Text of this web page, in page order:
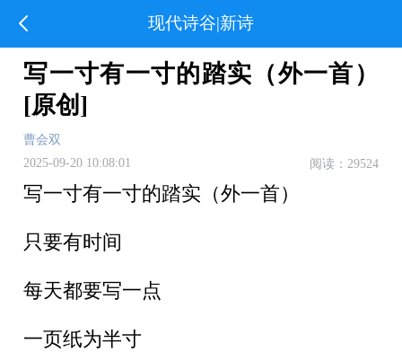
现代诗谷|新诗
写一寸有一寸的踏实（外一首）
[原创]
曹会双
2025-09-20 10:08:01
阅读：29524
写一寸有一寸的踏实（外一首）
只要有时间
每天都要写一点
一页纸为半寸